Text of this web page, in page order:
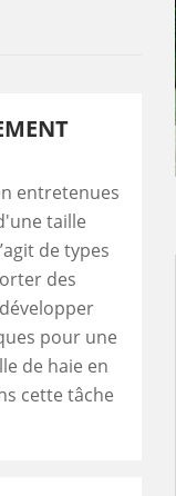
entretenues
taille
de types
des
pour une
de haie en
cette tâche